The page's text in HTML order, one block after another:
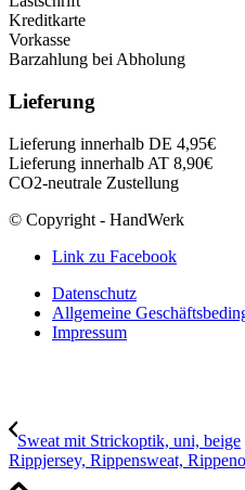
Kreditkarte
Vorkasse
Barzahlung bei Abholung
Lieferung
Lieferung innerhalb DE 4,95€
Lieferung innerhalb AT 8,90€
CO2-neutrale Zustellung
© Copyright - HandWerk
Link zu Facebook
Datenschutz
Allgemeine
Impressum
Sweat mit Strickoptik, uni, beige
Rippjersey, Rippensweat,